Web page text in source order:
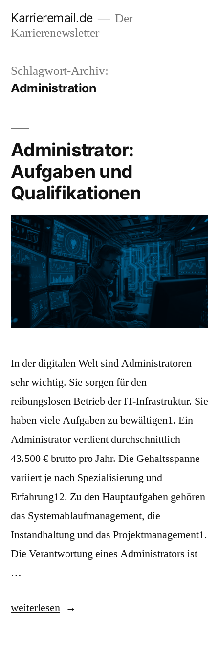
Inhalt
Karrieremail.de
Der
Karrierenewsletter
Schlagwort-Archiv:
Administration
Administrator:
Aufgaben und
Qualifikationen
In der digitalen Welt sind Administratoren
sehr wichtig. Sie sorgen für den
reibungslosen Betrieb der IT-Infrastruktur. Sie
haben viele Aufgaben zu bewältigen1. Ein
Administrator verdient durchschnittlich
43.500 € brutto pro Jahr. Die Gehaltsspanne
variiert je nach Spezialisierung und
Erfahrung12. Zu den Hauptaufgaben gehören
das Systemablaufmanagement, die
Instandhaltung und das Projektmanagement1.
Die Verantwortung eines Administrators ist
…
„Administrator:
weiterlesen